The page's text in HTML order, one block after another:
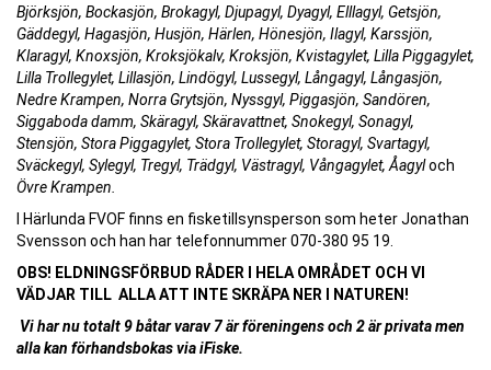
Björksjön, Bockasjön, Brokagyl, Djupagyl, Dyagyl, Elllagyl, Getsjön,
Gäddegyl, Hagasjön, Husjön, Härlen, Hönesjön, Ilagyl, Karssjön,
Klaragyl, Knoxsjön, Kroksjökalv, Kroksjön, Kvistagylet, Lilla Piggagylet,
Lilla Trollegylet, Lillasjön, Lindögyl, Lussegyl, Långagyl, Långasjön,
Nedre Krampen, Norra Grytsjön, Nyssgyl, Piggasjön, Sandören,
Siggaboda damm, Skäragyl, Skäravattnet, Snokegyl, Sonagyl,
Stensjön, Stora Piggagylet, Stora Trollegylet, Storagyl, Svartagyl,
Sväckegyl, Sylegyl, Tregyl, Trädgyl, Västragyl, Vångagylet, Åagyloch
Övre Krampen.
I Härlunda FVOF finns en fisketillsynsperson som heter Jonathan
Svensson och han har telefonnummer 070-380 95 19.
OBS! ELDNINGSFÖRBUD RÅDER I HELA OMRÅDET OCH VI
VÄDJAR TILL ALLA ATT INTE SKRÄPA NER I NATUREN!
Vi har nu totalt 9 båtar varav 7 är föreningens och 2 är privata men
alla kan förhandsbokas via iFiske.